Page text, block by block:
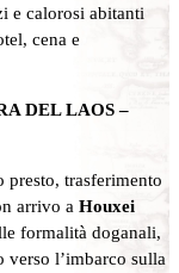
e calorosi abitanti
cena e
DEL LAOS –
presto, trasferimento
arrivo a Houxei
formalità doganali,
verso l’imbarco sulla